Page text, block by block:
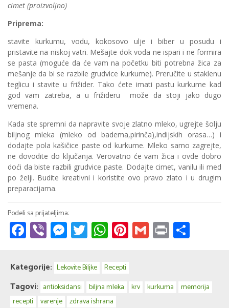
cimet (proizvoljno)
Priprema:
stavite kurkumu, vodu, kokosovo ulje i biber u posudu i
pristavite na niskoj vatri. Mešajte dok voda ne ispari i ne formira
se pasta (moguće da će vam na početku biti potrebna žica za
mešanje da bi se razbile grudvice kurkume). Preručite u staklenu
teglicu i stavite u frižider. Tako ćete imati pastu kurkume kad
god vam zatreba, a u frižideru može da stoji jako dugo
vremena.
Kada ste spremni da napravite svoje zlatno mleko, ugrejte šolju
biljnog mleka (mleko od badema,pirinča),indijskih orasa…) i
dodajte pola kašičice paste od kurkume. Mleko samo zagrejte,
ne dovodite do ključanja. Verovatno će vam žica i ovde dobro
doći da biste razbili grudvice paste. Dodajte cimet, vanilu ili med
po želji. Budite kreativni i koristite ovo pravo zlato i u drugim
preparacijama.
Facebook
ViberMessenger
Twitter
WhatsApp
Pinterest
Gmail
Print
Kategorije: Lekovite Biljke Recepti
Tagovi: antioksidansi biljna mleka krv kurkuma
memorija
recepti
varenje zdrava ishrana